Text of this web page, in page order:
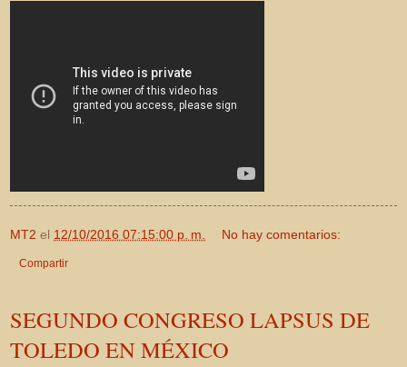
MT2 el 12/10/2016 07:15:00 p. m. No hay comentarios:
Compartir
SEGUNDO CONGRESO LAPSUS DE
TOLEDO EN MÉXICO